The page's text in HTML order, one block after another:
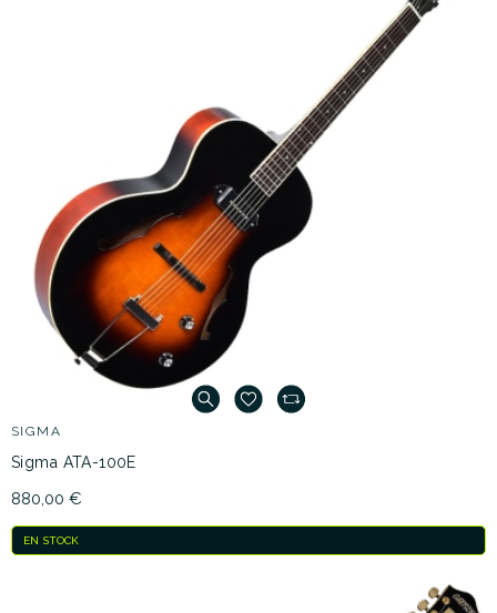
SIGMA
Sigma ATA-100E
880,00 €
EN STOCK